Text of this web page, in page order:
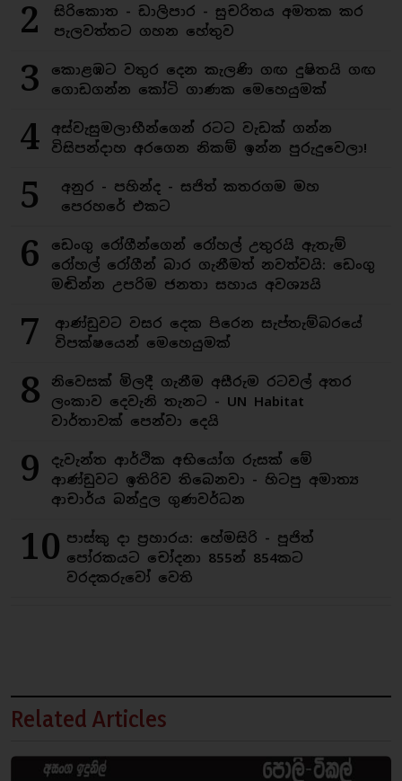
2
සිරිකොත - ඩාලිපාර - සුචරිතය අමතක කර
පැලවත්තට ගහන හේතුව
3
කොළඹට වතුර දෙන කැලණි ගඟ දුෂිතයි ගඟ
ගොඩගන්න කෝටි ගාණක මෙහෙයුමක්
4
අස්වැසුමලාභීන්ගෙන් රටට වැඩක් ගන්න
විසිපන්දාහ අරගෙන නිකම් ඉන්න පුරුදුවෙලා!
5
අනුර - පහින්ද - සජිත් කතරගම මහ
පෙරහරේ එකට
6
ඩෙංගු රෝගීන්ගෙන් රෝහල් උතුරයි ඇතැම්
රෝහල් රෝගීන් බාර ගැනීමත් නවත්වයි: ඩෙංගු
මඬින්න උපරිම ජනතා සහාය අවශ්‍යයි
7
ආණ්ඩුවට වසර දෙක පිරෙන සැප්තැම්බරයේ
විපක්ෂයෙන් මෙහෙයුමක්
8
නිවෙසක් මිලදී ගැනීම අසීරුම රටවල් අතර
ලංකාව දෙවැනි තැනට - UN Habitat
වාර්තාවක් පෙන්වා දෙයි
9
දැවැන්ත ආර්ථික අභියෝග රුසක් මේ
ආණ්ඩුවට ඉතිරිව තිබෙනවා - හිටපු අමාත්‍ය
ආචාර්ය බන්දුල ගුණවර්ධන
10 පාස්කු දා ප්‍රහාරය: හේමසිරි - පූජිත්
පෝරකයට චෝදනා 855න් 854කට
වරදකරුවෝ වෙති
Related Articles